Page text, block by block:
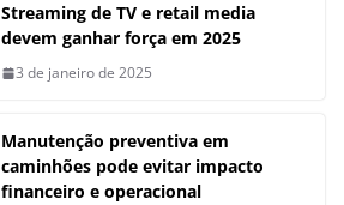
Streaming de TV e retail media
devem ganhar força em 2025
3 de janeiro de 2025
Manutenção preventiva em
caminhões pode evitar impacto
financeiro e operacional